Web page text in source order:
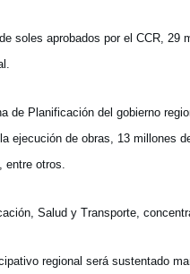
soles aprobados por el CCR, 29
de Planificación del gobierno
ejecución de obras, 13 millones
entre otros.
Salud y Transporte,
regional será sustentado